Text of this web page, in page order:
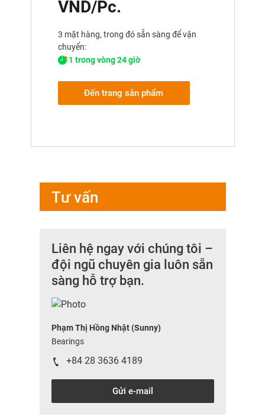
VND/Pc.
3 mặt hàng, trong đó sẵn sàng để vận
chuyển:
1 trong vòng 24 giờ
Đến trang sản phẩm
Tư vấn
Liên hệ ngay với chúng tôi –
đội ngũ chuyên gia luôn sẵn
sàng hỗ trợ bạn.
Phạm Thị Hồng Nhật (Sunny)
Bearings
+84 28 3636 4189
Gửi e-mail